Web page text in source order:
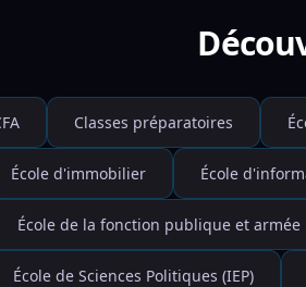
Classes préparatoires
École d'immobilier École
École de la fonction publique et armée
École de Sciences Politiques (IEP)